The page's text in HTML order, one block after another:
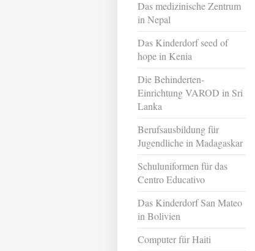
Das medizinische Zentrum
in Nepal
Das Kinderdorf seed of
hope in Kenia
Die Behinderten-
Einrichtung VAROD in Sri
Lanka
Berufsausbildung für
Jugendliche in Madagaskar
Schuluniformen für das
Centro Educativo
Das Kinderdorf San Mateo
in Bolivien
Computer für Haiti